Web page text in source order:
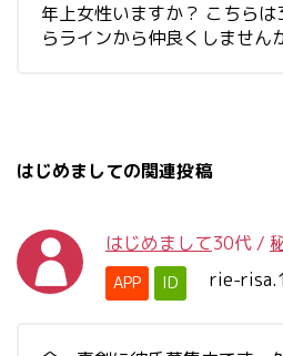
年上女性いますか？ こちらは
らラインから仲良くしません
はじめましての関連投稿
はじめまして30代 /
APP ID rie-